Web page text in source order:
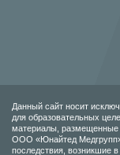
Данный сайт носит
для образовательных
материалы, размещенные
ООО «Юнайтед Медгрупп»
последствия, возникшие